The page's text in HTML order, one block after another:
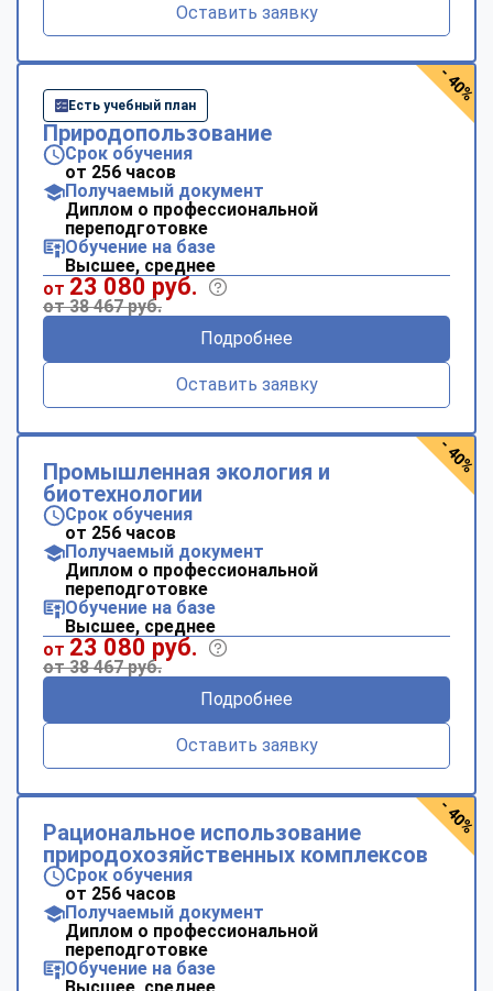
Оставить заявку
Есть учебный план
Природопользование
Срок обучения
от 256 часов
Получаемый документ
Диплом о профессиональной
переподготовке
Обучение на базе
Высшее, среднее
от 23 080 руб.
от 38 467 руб.
Подробнее
Оставить заявку
- 40%
Промышленная экология и
биотехнологии
Срок обучения
от 256 часов
Получаемый документ
Диплом о профессиональной
переподготовке
Обучение на базе
Высшее, среднее
от 23 080 руб.
от 38 467 руб.
Подробнее
Оставить заявку
- 40%
Рациональное использование
природохозяйственных комплексов
Срок обучения
от 256 часов
Получаемый документ
Диплом о профессиональной
переподготовке
Обучение на базе
- 40%